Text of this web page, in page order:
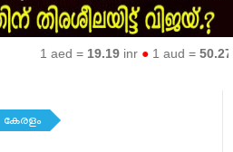
1 aed =19.19inr● 1 aud =50.27inr
കേരളം